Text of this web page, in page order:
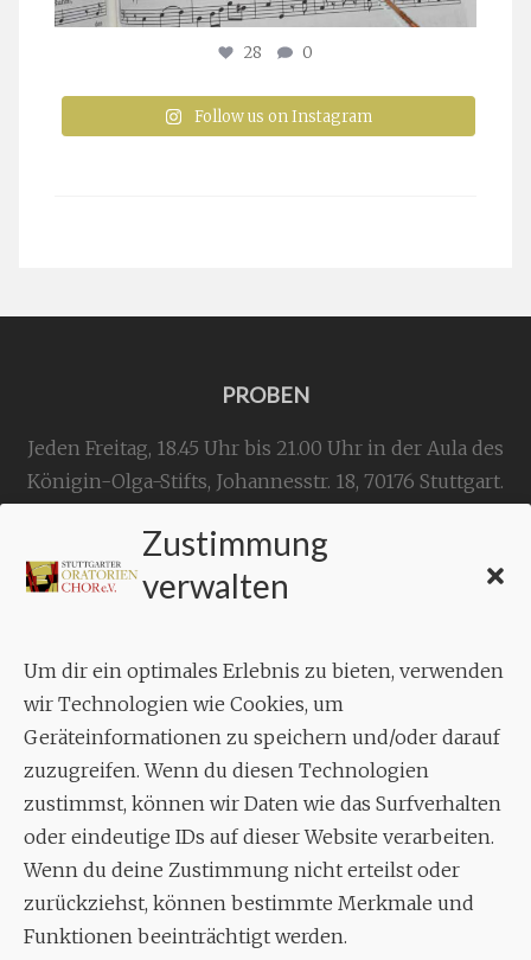
Zustimmung
verwalten
Um dir ein optimales Erlebnis zu bieten, verwenden
wir Technologien wie Cookies, um
Geräteinformationen zu speichern und/oder darauf
zuzugreifen. Wenn du diesen Technologien
zustimmst, können wir Daten wie das Surfverhalten
oder eindeutige IDs auf dieser Website verarbeiten.
Wenn du deine Zustimmung nicht erteilst oder
zurückziehst, können bestimmte Merkmale und
Funktionen beeinträchtigt werden.
28 0
Follow us on Instagram
PROBEN
Jeden Freitag, 18.45 Uhr bis 21.00 Uhr in der Aula des
Königin-Olga-Stifts, Johannesstr. 18, 70176 Stuttgart.
KONTAKT
Geschäftsstelle:
Aixheimer Str. 18
70619 Stuttgart
MUSIK
Musikalischer Leiter:
Enrico Trummer
Tel.+49 (0)177 / 34 23 57 1
Facebook
TwitterYouTube